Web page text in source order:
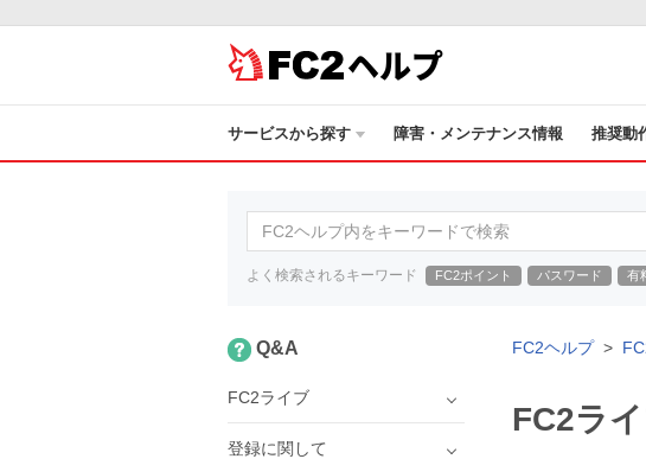
ヘルプ
サービスから探す 障害・メンテナンス情報 推奨動
よく検索されるキーワード FC2ポイント パスワード 有
FC2ヘルプ
FC2ラ
Q&A
FC2ライブ
登録に関して